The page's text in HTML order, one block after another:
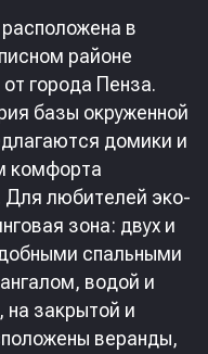
расположена в
районе
города Пенза.
базы окруженной
домики и
комфорта
Для любителей эко-
зона: двух и
спальными
водой и
на закрытой и
веранды,